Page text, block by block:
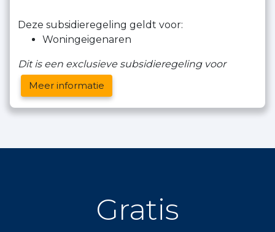
Deze subsidieregeling geldt voor:
Woningeigenaren
Dit is een exclusieve subsidieregeling voor
Meer informatie
Gratis